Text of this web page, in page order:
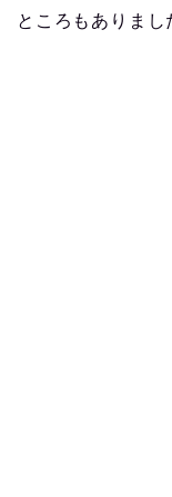
ところもありまし